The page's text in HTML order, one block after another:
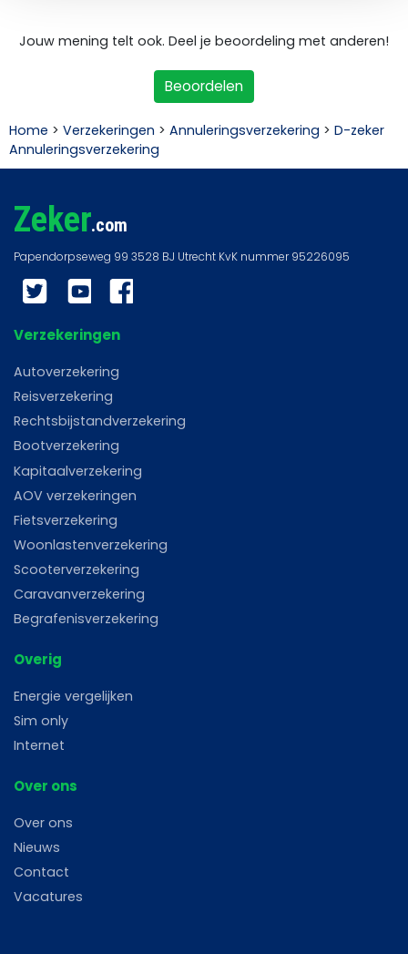
Jouw mening telt ook. Deel je beoordeling met anderen!
Beoordelen
Home > Verzekeringen > Annuleringsverzekering > D-zeker
Annuleringsverzekering
Zeker.com
Twitter YouTube
Verzekeringen
Autoverzekering
Reisverzekering
Rechtsbijstandverzekering
Bootverzekering
Kapitaalverzekering
AOV verzekeringen
Fietsverzekering
Woonlastenverzekering
Scooterverzekering
Caravanverzekering
Begrafenisverzekering
Overig
Energie vergelijken
Sim only
Internet
Over ons
Over ons
Nieuws
Contact
Vacatures